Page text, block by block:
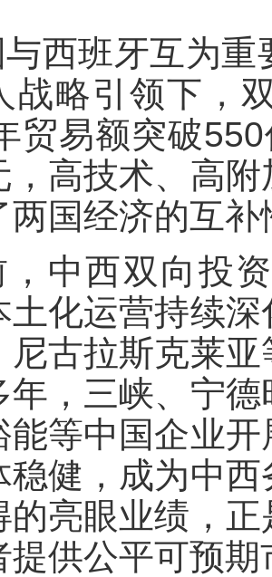
与西班牙互为
战略引领下，
贸易额突破
，高技术、高
两国经济的互
，中西双向投
土化运营持续
尼古拉斯克莱
年，三峡、宁
能等中国企业
稳健，成为中
的亮眼业绩，
提供公平可预